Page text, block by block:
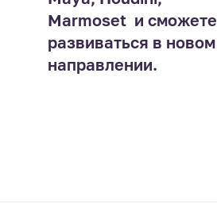
Marmoset  и сможете
развиваться в новом
направлении.